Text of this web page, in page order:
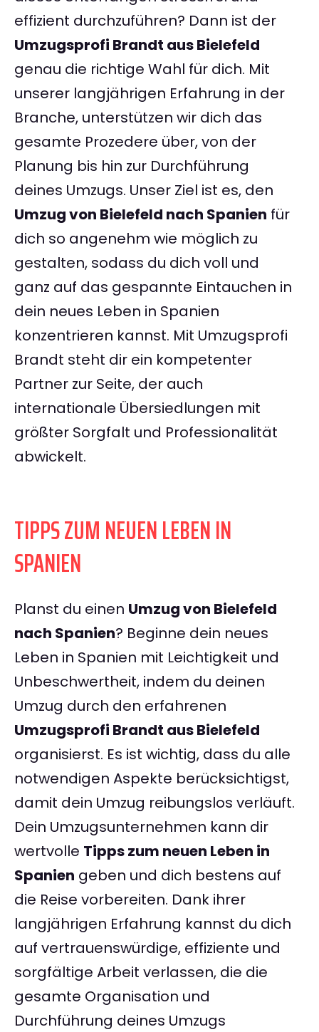
effizient durchzuführen? Dann ist der
Umzugsprofi Brandt aus Bielefeld
genau die richtige Wahl für dich. Mit
unserer langjährigen Erfahrung in der
Branche, unterstützen wir dich das
gesamte Prozedere über, von der
Planung bis hin zur Durchführung
deines Umzugs. Unser Ziel ist es, den
Umzug von Bielefeld nach Spanien für
dich so angenehm wie möglich zu
gestalten, sodass du dich voll und
ganz auf das gespannte Eintauchen in
dein neues Leben in Spanien
konzentrieren kannst. Mit Umzugsprofi
Brandt steht dir ein kompetenter
Partner zur Seite, der auch
internationale Übersiedlungen mit
größter Sorgfalt und Professionalität
abwickelt.
TIPPS ZUM NEUEN LEBEN IN
SPANIEN
Planst du einen Umzug von Bielefeld
nach Spanien? Beginne dein neues
Leben in Spanien mit Leichtigkeit und
Unbeschwertheit, indem du deinen
Umzug durch den erfahrenen
Umzugsprofi Brandt aus Bielefeld
organisierst. Es ist wichtig, dass du alle
notwendigen Aspekte berücksichtigst,
damit dein Umzug reibungslos verläuft.
Dein Umzugsunternehmen kann dir
wertvolle Tipps zum neuen Leben in
Spanien geben und dich bestens auf
die Reise vorbereiten. Dank ihrer
langjährigen Erfahrung kannst du dich
auf vertrauenswürdige, effiziente und
sorgfältige Arbeit verlassen, die die
gesamte Organisation und
Durchführung deines Umzugs